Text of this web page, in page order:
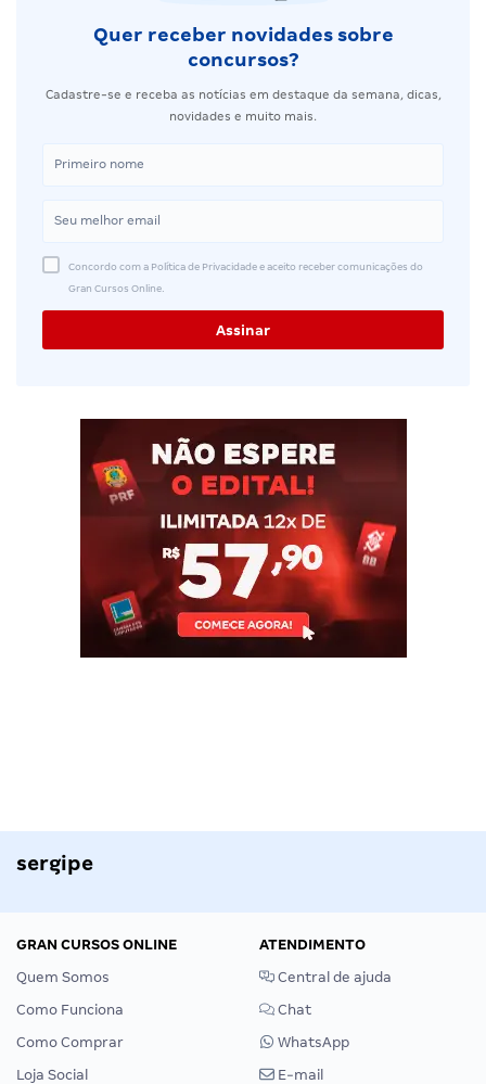
Quer receber novidades sobre
concursos?
Cadastre-se e receba as notícias em destaque da semana, dicas,
novidades e muito mais.
Concordo com a Política de Privacidade e aceito receber comunicações do
Gran Cursos Online.
sergipe
GRAN CURSOS ONLINE
Quem Somos
Como Funciona
Como Comprar
Loja Social
ATENDIMENTO
Central de ajuda
Chat
WhatsApp
E-mail